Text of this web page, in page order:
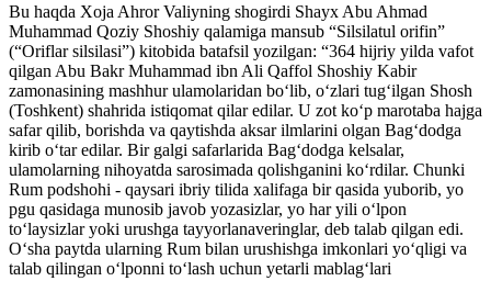
Bu haqda Xoja Ahror Valiyning shogirdi Shayx Abu Ahmad
Muhammad Qoziy Shoshiy qalamiga mansub “Silsilatul orifin”
(“Oriflar silsilasi”) kitobida batafsil yozilgan: “364 hijriy yilda vafot
qilgan Abu Bakr Muhammad ibn Ali Qaffol Shoshiy Kabir
zamonasining mashhur ulamolaridan bo‘lib, o‘zlari tug‘ilgan Shosh
(Toshkent) shahrida istiqomat qilar edilar. U zot ko‘p marotaba hajga
safar qilib, borishda va qaytishda aksar ilmlarini olgan Bag‘dodga
kirib o‘tar edilar. Bir galgi safarlarida Bag‘dodga kelsalar,
ulamolarning nihoyatda sarosimada qolishganini ko‘rdilar. Chunki
Rum podshohi - qaysari ibriy tilida xalifaga bir qasida yuborib, yo
pgu qasidaga munosib javob yozasizlar, yo har yili o‘lpon
to‘laysizlar yoki urushga tayyorlanaveringlar, deb talab qilgan edi.
O‘sha paytda ularning Rum bilan urushishga imkonlari yo‘qligi va
talab qilingan o‘lponni to‘lash uchun yetarli mablag‘lari